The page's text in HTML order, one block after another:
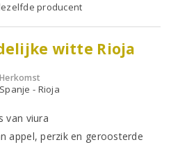
producent
witte Rioja
Herkomst
Spanje - Rioja
van viura
appel, perzik en geroosterde